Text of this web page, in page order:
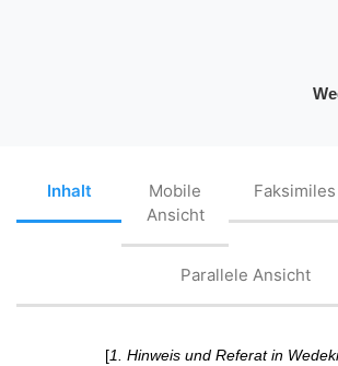
Inhalt
Mobile
Ansicht
Faksimiles
Parallele Ansicht
[1. Hinweis und Referat in